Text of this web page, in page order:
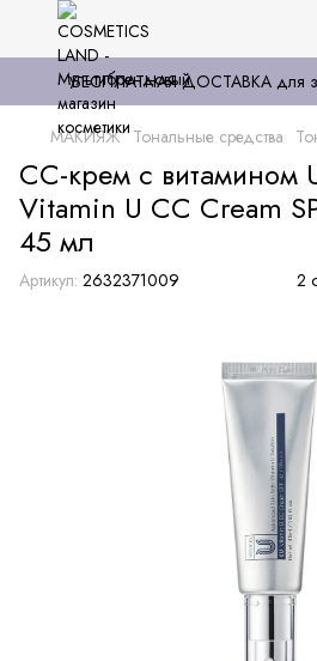
БЕСПЛАТНАЯ ДОСТАВКА для
МАКИЯЖ Тональные средства
СС-крем с витамином
Vitamin U CC Cream
45 мл
Артикул: 2632371009 2